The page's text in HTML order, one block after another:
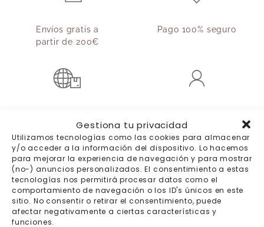
Gestiona tu privacidad
Utilizamos tecnologías como las cookies para almacenar
y/o acceder a la información del dispositivo. Lo hacemos
para mejorar la experiencia de navegación y para mostrar
(no-) anuncios personalizados. El consentimiento a estas
tecnologías nos permitirá procesar datos como el
comportamiento de navegación o los ID's únicos en este
sitio. No consentir o retirar el consentimiento, puede
afectar negativamente a ciertas características y
funciones.
Envíos gratis a
partir de 200€
Pago 100% seguro
mundo
Destinos y precios
aquí